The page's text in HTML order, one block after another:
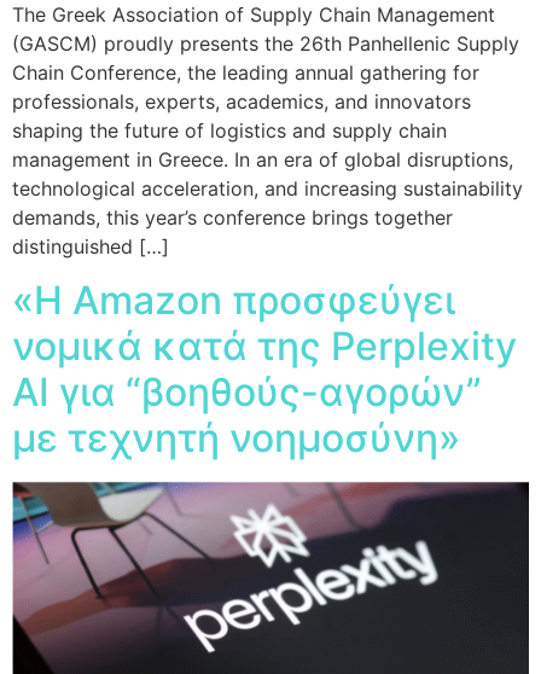
The Greek Association of Supply Chain Management
(GASCM) proudly presents the 26th Panhellenic Supply
Chain Conference, the leading annual gathering for
professionals, experts, academics, and innovators
shaping the future of logistics and supply chain
management in Greece. In an era of global disruptions,
technological acceleration, and increasing sustainability
demands, this year’s conference brings together
distinguished […]
«Η Amazon προσφεύγει
νομικά κατά της Perplexity
AI για “βοηθούς-αγορών”
με τεχνητή νοημοσύνη»